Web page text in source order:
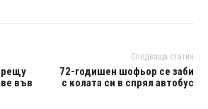
във
Следваща статия
72-годишен шофьор се заби
с колата си в спрял автобус